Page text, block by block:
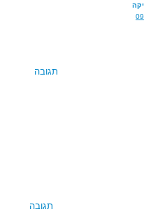
תגובה
תגובה